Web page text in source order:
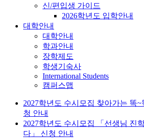
신/편입생 가이드
2026학년도 입학안내
대학안내
대학안내
학과안내
장학제도
학생기숙사
International Students
캠퍼스맵
2027학년도 수시모집 찾아가는 똑
청 안내
2027학년도 수시모집 「선생님 진
다」 신청 안내